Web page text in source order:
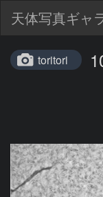
天体写真ギャ
toritori